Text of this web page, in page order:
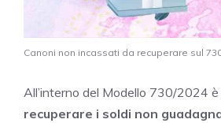
Canoni non incassati da recuperare sul
All’interno del Modello 730/2024
recuperare i soldi non